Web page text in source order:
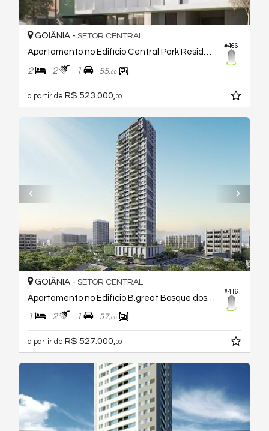
#466
GOIÂNIA - SETOR CENTRAL
Apartamento no Edifício Central Park Residence
2 2 1 55,00
a partir de R$ 523.000, 00
#416
GOIÂNIA - SETOR CENTRAL
1 2 1 57,00
a partir de R$ 527.000,00